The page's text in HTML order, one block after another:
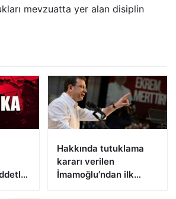
mevzuatta yer alan disiplin
Hakkında tutuklama
kararı verilen
İmamoğlu’ndan ilk